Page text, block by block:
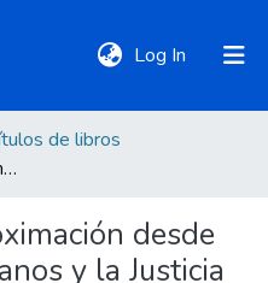
Log In (current)
de libros
Los ODS: una aproximación desde los Derechos Humanos y la Justicia Social
desde
y la Justicia